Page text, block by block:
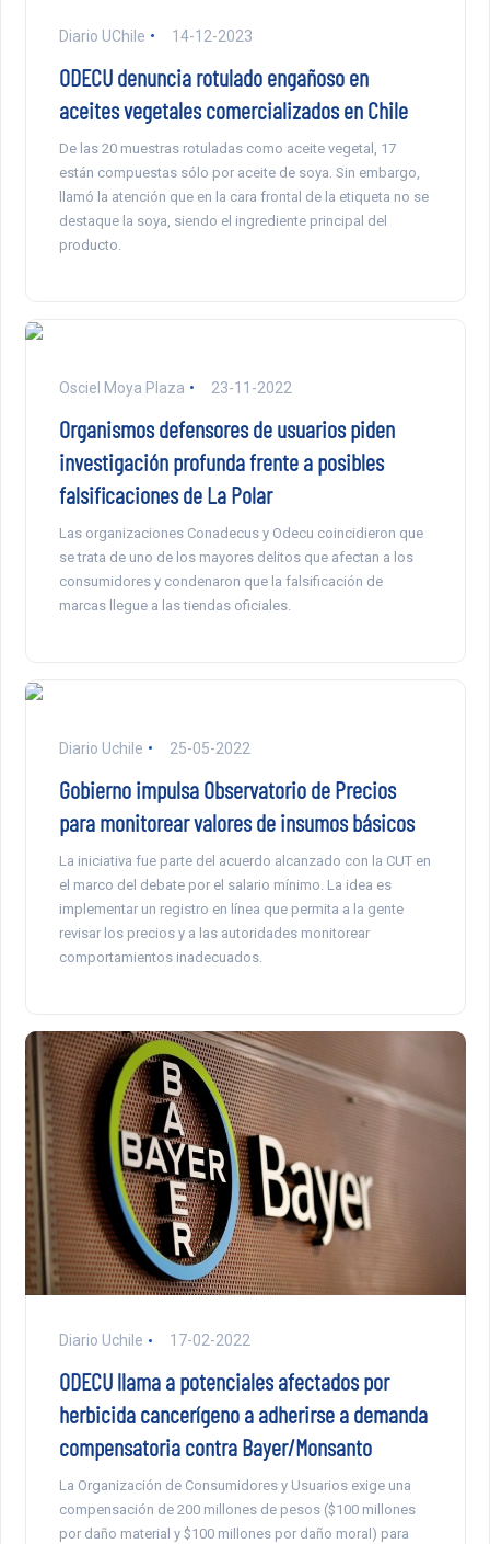
Diario UChile 14-12-2023
ODECU denuncia rotulado engañoso en
aceites vegetales comercializados en Chile
De las 20 muestras rotuladas como aceite vegetal, 17
están compuestas sólo por aceite de soya. Sin embargo,
llamó la atención que en la cara frontal de la etiqueta no se
destaque la soya, siendo el ingrediente principal del
producto.
Osciel Moya Plaza 23-11-2022
Organismos defensores de usuarios piden
investigación profunda frente a posibles
falsificaciones de La Polar
Las organizaciones Conadecus y Odecu coincidieron que
se trata de uno de los mayores delitos que afectan a los
consumidores y condenaron que la falsificación de
marcas llegue a las tiendas oficiales.
Diario Uchile 25-05-2022
Gobierno impulsa Observatorio de Precios
para monitorear valores de insumos básicos
La iniciativa fue parte del acuerdo alcanzado con la CUT en
el marco del debate por el salario mínimo. La idea es
implementar un registro en línea que permita a la gente
revisar los precios y a las autoridades monitorear
comportamientos inadecuados.
Diario Uchile 17-02-2022
ODECU llama a potenciales afectados por
herbicida cancerígeno a adherirse a demanda
compensatoria contra Bayer/Monsanto
La Organización de Consumidores y Usuarios exige una
compensación de 200 millones de pesos ($100 millones
por daño material y $100 millones por daño moral) para